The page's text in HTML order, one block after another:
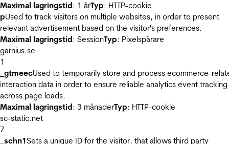
Maximal lagringstid: 1 årTyp: HTTP-cookie
pUsed to track visitors on multiple websites, in order to present
relevant advertisement based on the visitor's preferences.
Maximal lagringstid: SessionTyp: Pixelspårare
garnius.se
1
_gtmeecUsed to temporarily store and process ecommerce-
interaction data in order to ensure reliable analytics event tracking
across page loads.
Maximal lagringstid: 3 månaderTyp: HTTP-cookie
sc-static.net
7
_schn1Sets a unique ID for the visitor, that allows third party